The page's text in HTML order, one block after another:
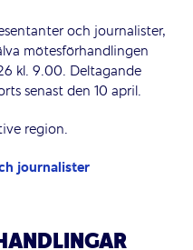
och journalister,
mötesförhandlingen
kl. 9.00. Deltagande
senast den 10 april.
region.
journalister